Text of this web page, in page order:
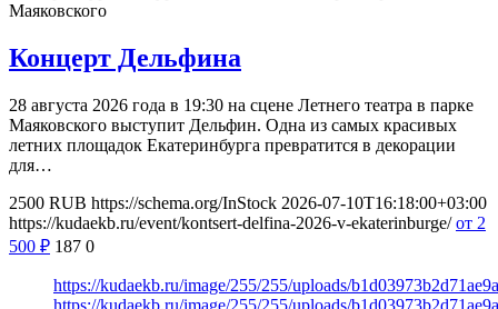
Маяковского
Концерт Дельфина
28 августа 2026 года в 19:30 на сцене Летнего театра в парке
Маяковского выступит Дельфин. Одна из самых красивых
летних площадок Екатеринбурга превратится в декорации
для…
2500 RUB https://schema.org/InStock 2026-07-10T16:18:00+03:00
https://kudaekb.ru/event/kontsert-delfina-2026-v-ekaterinburge/ от 2
500 ₽ 187 0
https://kudaekb.ru/image/255/255/uploads/
https://kudaekb.ru/image/255/255/uploads/